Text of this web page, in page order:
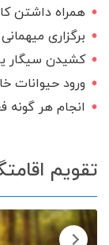
همراه داشتن
برگزاری
کشیدن سیگار
ورود حیوانات
انجام هر گونه
تقویم